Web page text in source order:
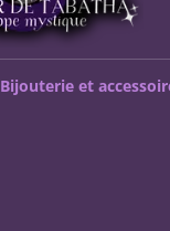
Bijouterie et